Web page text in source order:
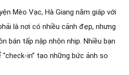
Mèo Vạc, Hà Giang nằm giáp với
là nơi có nhiều cảnh đẹp, nhưng
bán tấp nập nhộn nhịp. Nhiều bạn
in” tạo những bức ảnh so